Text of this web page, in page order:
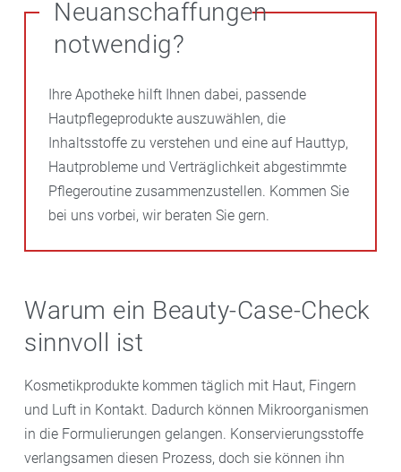
Neuanschaffungen
notwendig?
Ihre Apotheke hilft Ihnen dabei, passende
Hautpflegeprodukte auszuwählen, die
Inhaltsstoffe zu verstehen und eine auf Hauttyp,
Hautprobleme und Verträglichkeit abgestimmte
Pflegeroutine zusammenzustellen. Kommen Sie
bei uns vorbei, wir beraten Sie gern.
Warum ein Beauty-Case-Check
sinnvoll ist
Kosmetikprodukte kommen täglich mit Haut, Fingern
und Luft in Kontakt. Dadurch können Mikroorganismen
in die Formulierungen gelangen. Konservierungsstoffe
verlangsamen diesen Prozess, doch sie können ihn